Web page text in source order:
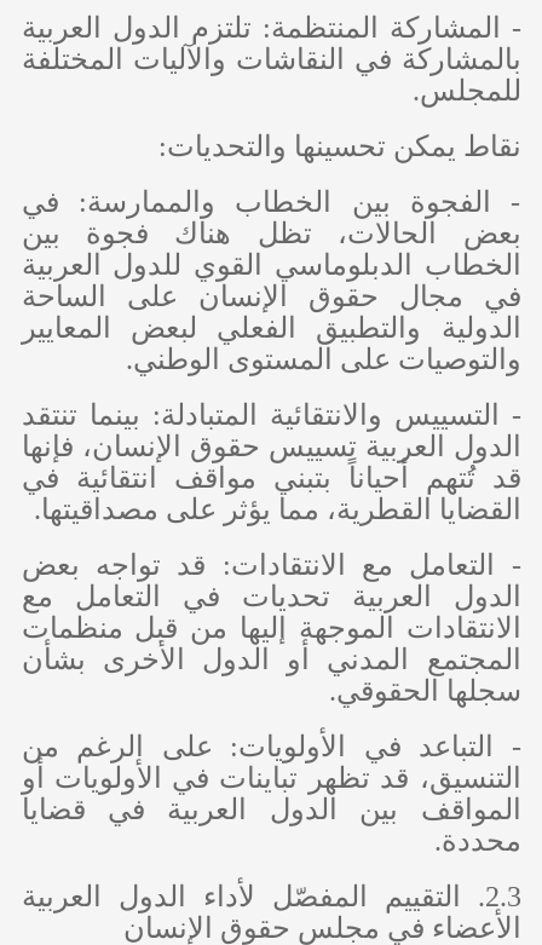
- المشاركة المنتظمة: تلتزم الدول العربية
بالمشاركة في النقاشات والآليات المختلفة
للمجلس.
نقاط يمكن تحسينها والتحديات:
- الفجوة بين الخطاب والممارسة: في
بعض الحالات، تظل هناك فجوة بين
الخطاب الدبلوماسي القوي للدول العربية
في مجال حقوق الإنسان على الساحة
الدولية والتطبيق الفعلي لبعض المعايير
والتوصيات على المستوى الوطني.
- التسييس والانتقائية المتبادلة: بينما تنتقد
الدول العربية تسييس حقوق الإنسان، فإنها
قد تُتهم أحياناً بتبني مواقف انتقائية في
القضايا القطرية، مما يؤثر على مصداقيتها.
- التعامل مع الانتقادات: قد تواجه بعض
الدول العربية تحديات في التعامل مع
الانتقادات الموجهة إليها من قبل منظمات
المجتمع المدني أو الدول الأخرى بشأن
سجلها الحقوقي.
- التباعد في الأولويات: على الرغم من
التنسيق، قد تظهر تباينات في الأولويات أو
المواقف بين الدول العربية في قضايا
محددة.
2.3. التقييم المفصّل لأداء الدول العربية
الأعضاء في مجلس حقوق الإنسان